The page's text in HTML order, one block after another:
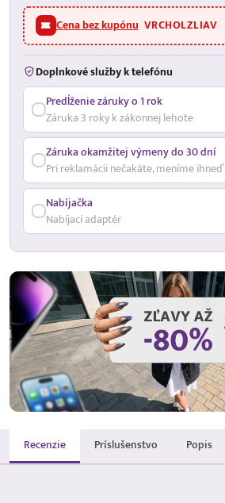
Cena bez kupónu VRCHOLZLIAV
Doplnkové služby k telefónu
Predĺženie záruky o 1 rok
Záruka 3 roky k zákonnej lehote
Záruka okamžitej výmeny do 30 dní
Pri reklamácii nečakáte, meníme
Nabíjačka
Nabíjací adaptér
Recenzie Príslušenstvo Popis